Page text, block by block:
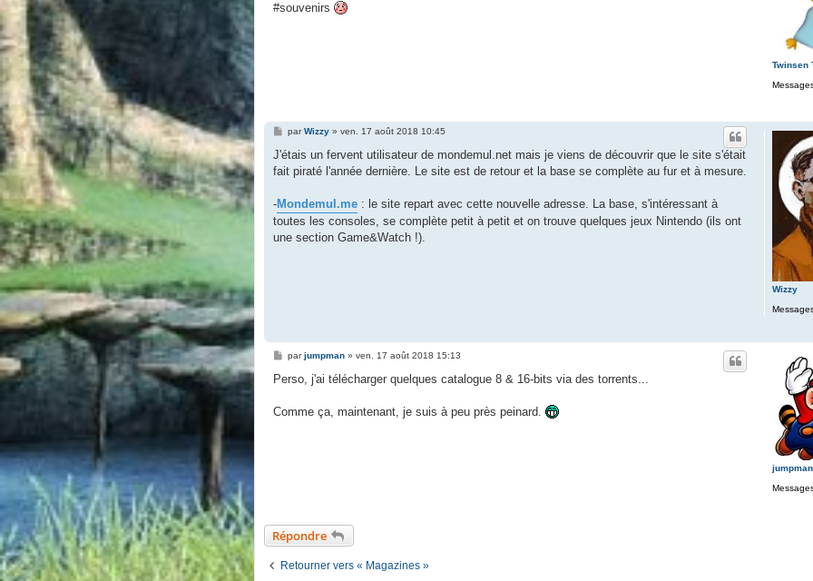
Twinsen
a
#souvenirs
Wizzy
M
s
a
parWizzy» ven. 17 août 2018 10:45
J'étais un fervent utilisateur de mondemul.net mais je viens de découvrir que le site s'était
fait piraté l'année dernière. Le site est de retour et la base se complète au fur et à mesure.
-Mondemul.me : le site repart avec cette nouvelle adresse. La base, s'intéressant à
toutes les consoles, se complète petit à petit et on trouve quelques jeux Nintendo (ils ont
une section Game&Watch !).
jumpman
M
s
g
parjumpman» ven. 17 août 2018 15:13
Perso, j'ai télécharger quelques catalogue 8 & 16-bits via des torrents...
Comme ça, maintenant, je suis à peu près peinard.
Répondre
Retourner vers « Magazines »